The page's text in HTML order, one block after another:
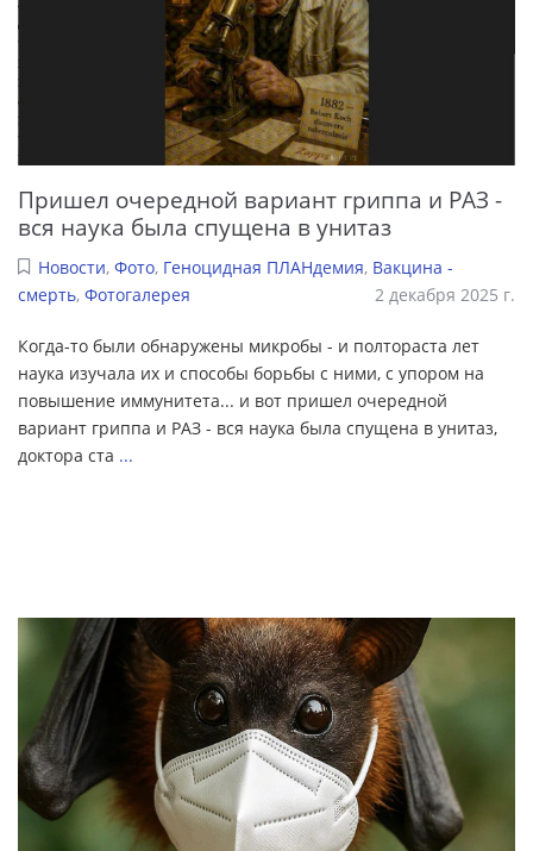
Пришел очередной вариант гриппа и РАЗ -
вся наука была спущена в унитаз
Новости, Фото, Геноцидная ПЛАНдемия, Вакцина -
смерть, Фотогалерея 2 декабря 2025 г.
Когда-то были обнаружены микробы - и полтораста лет
наука изучала их и способы борьбы с ними, с упором на
повышение иммунитета... и вот пришел очередной
вариант гриппа и РАЗ - вся наука была спущена в унитаз,
доктора ста ...